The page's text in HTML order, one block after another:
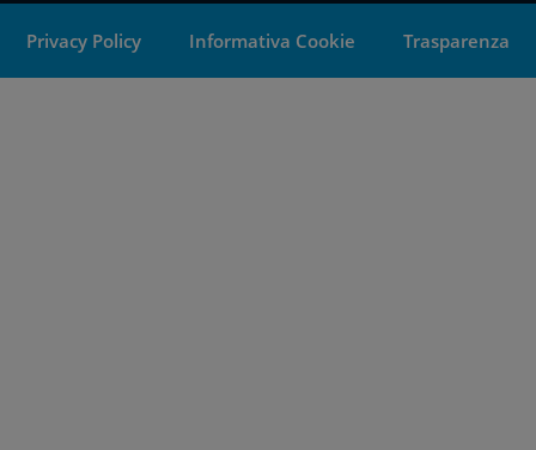
Privacy Policy Informativa Cookie Trasparenza